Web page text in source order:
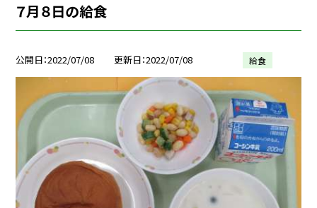
７月８日の給食
公開日 2022/07/08 更新日 2022/07/08 給食